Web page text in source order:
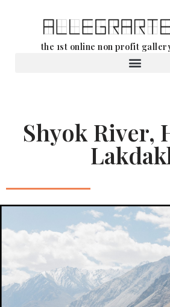
the 1st online non profit
Shyok River,